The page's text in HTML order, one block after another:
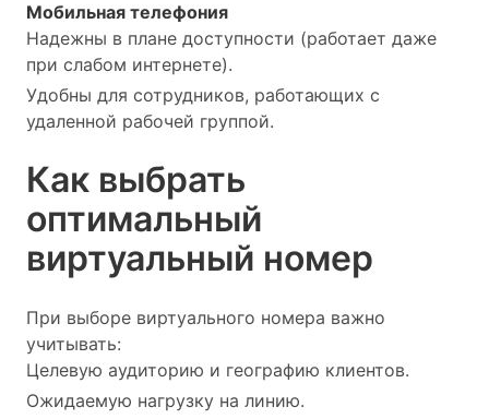
Мобильная телефония
Надежны в плане доступности (работает даже
при слабом интернете).
Удобны для сотрудников, работающих с
удаленной рабочей группой.
Как выбрать
оптимальный
виртуальный номер
При выборе виртуального номера важно
учитывать:
Целевую аудиторию и географию клиентов.
Ожидаемую нагрузку на линию.